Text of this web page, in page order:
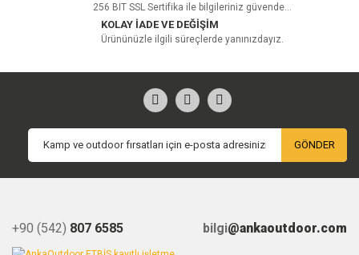
256 BIT SSL Sertifika ile bilgileriniz güvende...
KOLAY İADE VE DEĞİŞİM
Ürününüzle ilgili süreçlerde yanınızdayız.
GÖNDER
+90 (542) 807 6585 bilgi@ankaoutdoor.com